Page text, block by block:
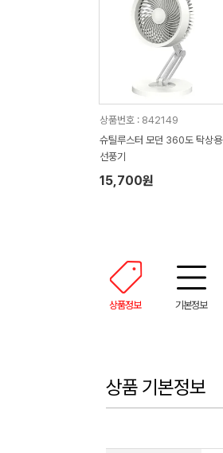
상품번호 : 842149
슈틸루스터 모던 360도 탁상용
선풍기
15,700원
상품정보 기본정보
상품 기본정보